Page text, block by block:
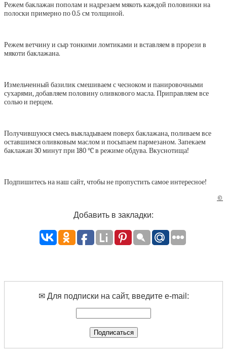
Режем баклажан пополам и надрезаем мякоть каждой половинки на
полоски примерно по 0.5 см толщиной.
Режем ветчину и сыр тонкими ломтиками и вставляем в прорези в
мякоти баклажана.
Измельченный базилик смешиваем с чесноком и панировочными
сухарями, добавляем половину оливкового масла. Приправляем все
солью и перцем.
Получившуюся смесь выкладываем поверх баклажана, поливаем все
оставшимся оливковым маслом и посыпаем пармезаном. Запекаем
баклажан 30 минут при 180 °C в режиме обдува. Вкуснотища!
Подпишитесь на наш сайт, чтобы не пропустить самое интересное!
©
Добавить в закладки:
✉ Для подписки на сайт, введите e-mail: